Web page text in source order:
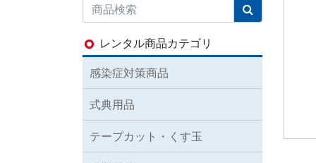
レンタル商品カテゴリ
感染症対策商品
式典用品
テープカット・くす玉